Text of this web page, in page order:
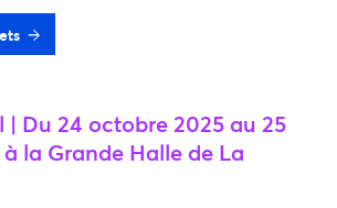
| Du 24 octobre 2025 au 25
la Grande Halle de La